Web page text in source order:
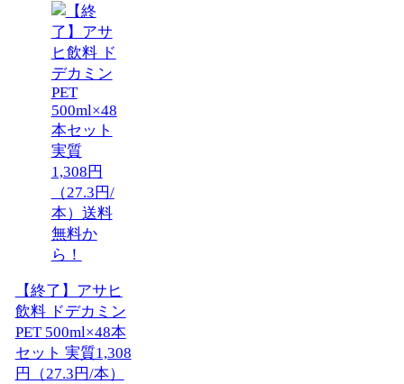
【終了】アサヒ
飲料 ドデカミン
PET 500ml×48本
セット 実質1,308
円（27.3円/本）